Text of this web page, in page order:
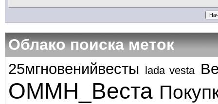
Облако поиска меток
25мгновенийвесты lada vesta
ОММН_Веста